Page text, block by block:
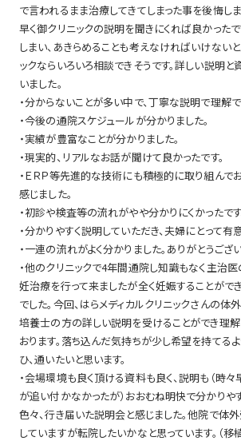
で言われるまま治療してきてしまった事を後悔しま
早く御クリニックの説明を聞きにくれば良かった
しまい、あきらめることも考えなければいけない
ックならいろいろ相談できそうです。詳しい説明と
いました。
・分からないことが多い中で、丁寧な説明で理解で
・今後の通院スケジュールが分かりました。
・実績が豊富なことが分かりました。
・現実的、リアルなお話が聞けて良かったです。
・ＥＲＰ等先進的な技術にも積極的に取り組んで
感じました。
・初診や検査等の流れがやや分かりにくかったです
・分かりやすく説明していただき、夫婦にとって有
・一連の流れがよく分かりました。ありがとうござい
・他のクリニックで4年間通院し知識もなく主治
妊治療を行って来ましたが全く妊娠することがで
でした。今回、はらメディカルクリニックさんの体
培養士の方の詳しい説明を受けることができ理
おります。落ち込んだ気持ちが少し希望を持てる
ひ、通いたいと思います。
・会場環境も良く頂ける資料も良く、説明も（時
が追い付かなかったが）おおむね明快で分かりや
色々、行き届いた説明会と感じました。他院で体
していますが転院したいかなと思っています。（移